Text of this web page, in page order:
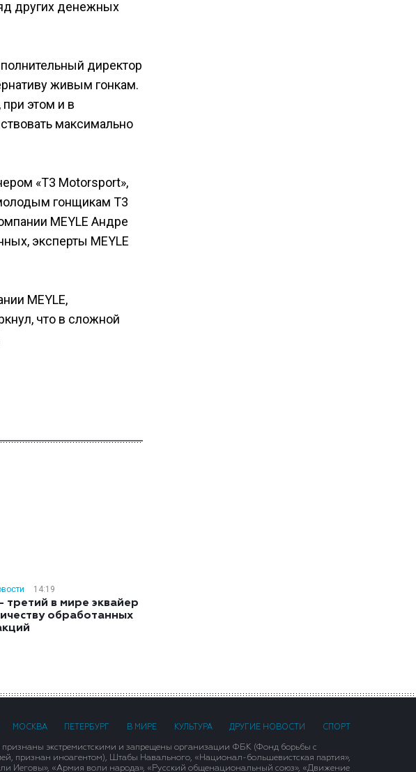
других денежных
директор
живым гонкам.
этом и в
максимально
«T3 Motorsport»,
гонщикам Т3
MEYLE Андре
эксперты MEYLE
MEYLE,
что в сложной
14:19
третий в мире эквайер
обработанных
МОСКВА ПЕТЕРБУРГ В МИРЕ КУЛЬТУРА ДРУГИЕ НОВОСТИ СПОРТ
признаны экстремистскими и запрещены организации ФБК (Фонд борьбы с
признан иноагентом), Штабы Навального, «Национал-большевистская партия»,
Иеговы», «Армия воли народа», «Русский общенациональный союз», «Движение